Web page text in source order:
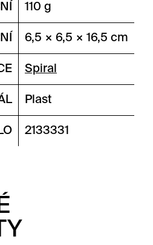
110 g
6,5 × 6,5 × 16,5 cm
Spiral
Plast
2133331